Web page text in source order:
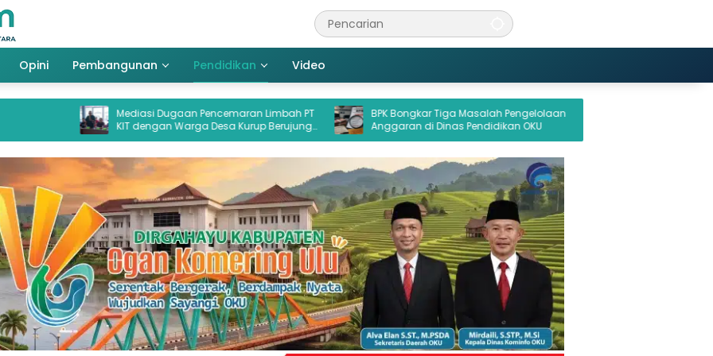
Opini Pembangunan Pendidikan Video
Mediasi Dugaan Pencemaran Limbah PT
KIT dengan Warga Desa Kurup Berujung
Buntu
BPK Bongkar Tiga Masalah Pengelolaan
Anggaran di Dinas Pendidikan OKU
Ancaman Pembungkaman Gaya
di Balik Mangkirnya Penggugat 25
Palembang